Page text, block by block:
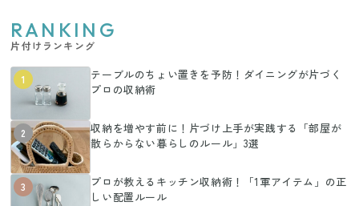
RANKING
片付けランキング
1
テーブルのちょい置きを予防！ダイニングが片づく
プロの収納術
2
収納を増やす前に！片づけ上手が実践する「部屋が
散らからない暮らしのルール」3選
3
プロが教えるキッチン収納術！「1軍アイテム」の正
しい配置ルール